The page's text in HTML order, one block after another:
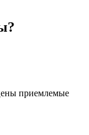
приемлемые